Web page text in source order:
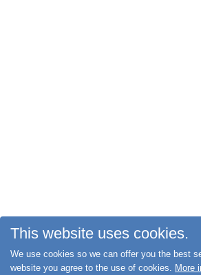
This website uses cookies.
We use cookies so we can offer you the best
website you agree to the use of cookies. More